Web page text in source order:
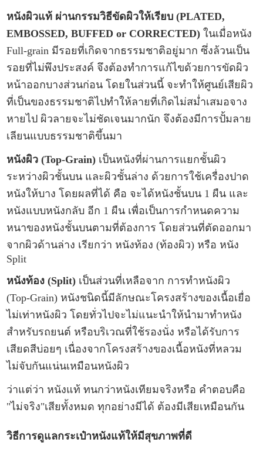
หนังผิวแท้ ผ่านกรรมวิธีขัดผิวให้เรียบ (PLATED,
EMBOSSED, BUFFED or CORRECTED) ในเมื่อหนัง
Full-grain มีรอยที่เกิดจากธรรมชาติอยู่มาก ซึ่งล้วนเป็น
รอยที่ไม่พึงประสงค์ จึงต้องทำการแก้ไขด้วยการขัดผิว
หน้าออกบางส่วนก่อน โดยในส่วนนี้ จะทำให้ศูนย์เสียผิว
ที่เป็นของธรรมชาติไปทำให้ลายที่เกิดไม่สม่ำเสมอจาง
หายไป ผิวลายจะไม่ชัดเจนมากนัก จึงต้องมีการปั้มลาย
เลียนแบบธรรมชาติขึ้นมา
หนังผิว (Top-Grain) เป็นหนังที่ผ่านการแยกชั้นผิว
ระหว่างผิวชั้นบน และผิวชั้นล่าง ด้วยการใช้เครื่องปาด
หนังให้บาง โดยผลที่ได้ คือ จะได้หนังชั้นบน 1 ผืน และ
หนังแบบหนังกลับ อีก 1 ผืน เพื่อเป็นการกำหนดความ
หนาของหนังชั้นบนตามที่ต้องการ โดยส่วนที่ตัดออกมา
จากผิวด้านล่าง เรียกว่า หนังท้อง (ท้องผิว) หรือ หนัง
Split
หนังท้อง (Split) เป็นส่วนที่เหลือจาก การทำหนังผิว
(Top-Grain) หนังชนิดนี้มีลักษณะโครงสร้างของเนื้อเยื่อ
ไม่เท่าหนังผิว โดยทั่วไปจะไม่แนะนำให้นำมาทำหนัง
สำหรับรถยนต์ หรือบริเวณที่ใช้รองนั่ง หรือได้รับการ
เสียดสีบ่อยๆ เนื่องจากโครงสร้างของเนื้อหนังที่หลวม
ไม่จับกันแน่นเหมือนหนังผิว
ว่าแต่ว่า หนังแท้ ทนกว่าหนังเทียมจริงหรือ คำตอบคือ
"ไม่จริง"เสียทั้งหมด ทุกอย่างมีได้ ต้องมีเสียเหมือนกัน
วิธีการดูแลกระเป๋าหนังแท้ให้มีสุขภาพที่ดี